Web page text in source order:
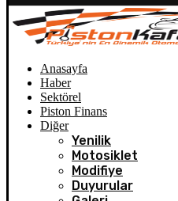
Anasayfa
Haber
Sektörel
Piston Finans
Diğer
Yenilik
Motosiklet
Modifiye
Duyurular